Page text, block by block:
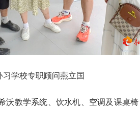
学校专职顾问燕立国
教学系统、饮水机、空调及课桌